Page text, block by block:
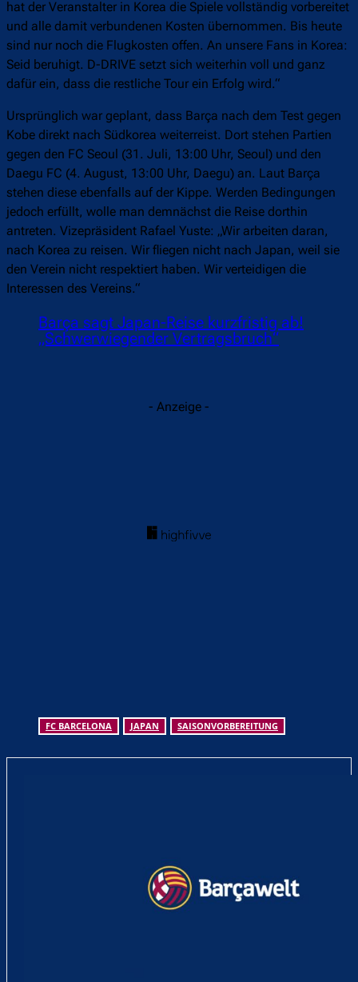
hat der Veranstalter in Korea die Spiele vollständig vorbereitet
und alle damit verbundenen Kosten übernommen. Bis heute
sind nur noch die Flugkosten offen. An unsere Fans in Korea:
Seid beruhigt. D-DRIVE setzt sich weiterhin voll und ganz
dafür ein, dass die restliche Tour ein Erfolg wird.“
Ursprünglich war geplant, dass Barça nach dem Test gegen
Kobe direkt nach Südkorea weiterreist. Dort stehen Partien
gegen den FC Seoul (31. Juli, 13:00 Uhr, Seoul) und den
Daegu FC (4. August, 13:00 Uhr, Daegu) an. Laut Barça
stehen diese ebenfalls auf der Kippe. Werden Bedingungen
jedoch erfüllt, wolle man demnächst die Reise dorthin
antreten. Vizepräsident Rafael Yuste: „Wir arbeiten daran,
nach Korea zu reisen. Wir fliegen nicht nach Japan, weil sie
den Verein nicht respektiert haben. Wir verteidigen die
Interessen des Vereins.“
Barça sagt Japan-Reise kurzfristig ab!
„Schwerwiegender Vertragsbruch“
- Anzeige -
FC BARCELONA JAPAN SAISONVORBEREITUNG